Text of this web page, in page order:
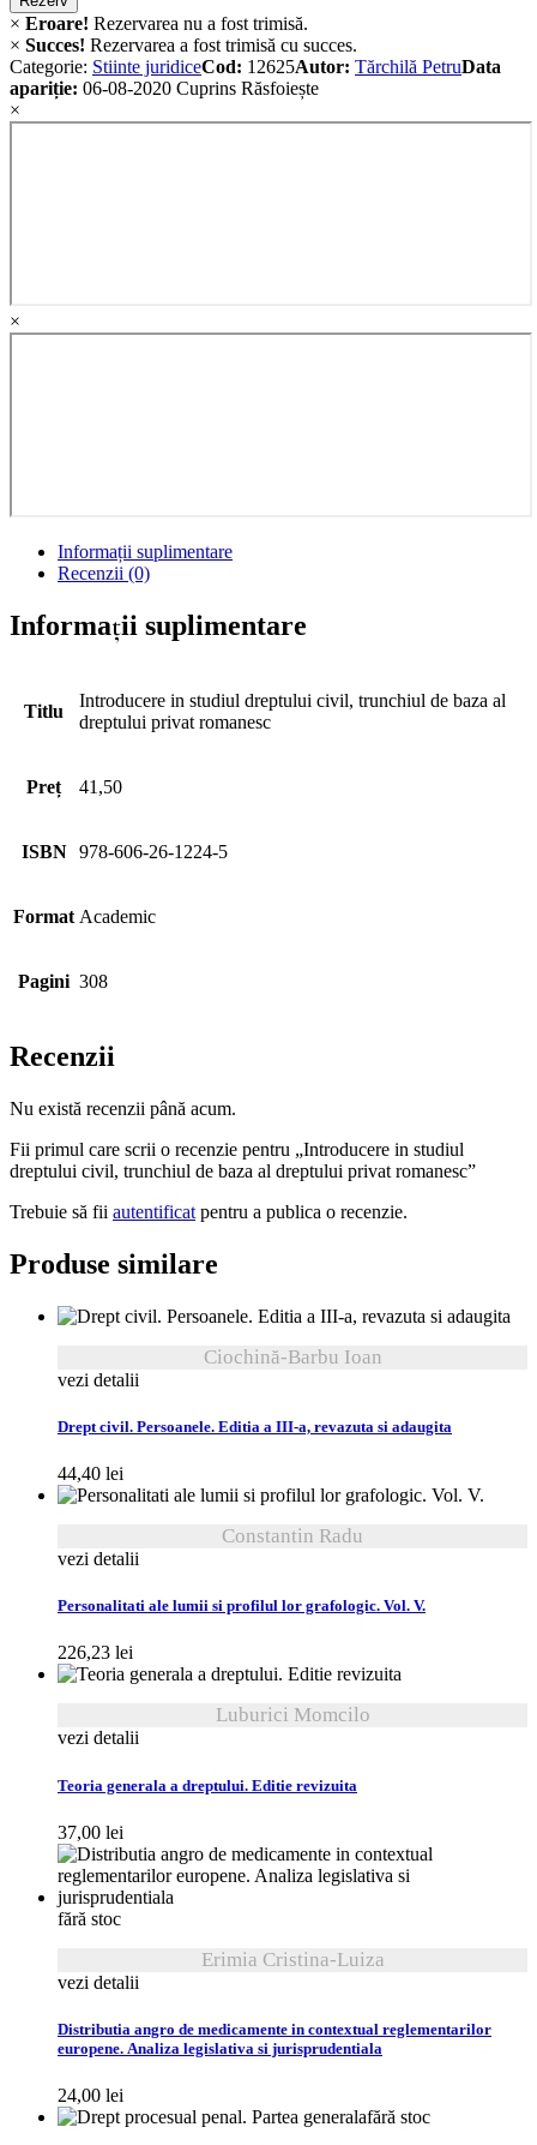
× Eroare! Rezervarea nu a fost trimisă.
× Succes! Rezervarea a fost trimisă cu succes.
Categorie: Stiinte juridiceCod: 12625Autor: Tărchilă PetruData
apariție: 06-08-2020 Cuprins Răsfoiește
×
×
Informații suplimentare
Recenzii (0)
Informații suplimentare
Titlu
Introducere in studiul dreptului civil, trunchiul de baza al
dreptului privat romanesc
Preț 41,50
ISBN 978-606-26-1224-5
Format Academic
Pagini 308
Recenzii
Nu există recenzii până acum.
Fii primul care scrii o recenzie pentru „Introducere in studiul
dreptului civil, trunchiul de baza al dreptului privat romanesc”
Trebuie să fii autentificat pentru a publica o recenzie.
Produse similare
Ciochină-Barbu Ioan
vezi detalii
Drept civil. Persoanele. Editia a III-a, revazuta si adaugita
44,40 lei
Constantin Radu
vezi detalii
Personalitati ale lumii si profilul lor grafologic. Vol. V.
226,23 lei
Luburici Momcilo
vezi detalii
Teoria generala a dreptului. Editie revizuita
37,00 lei
fără stoc
Erimia Cristina-Luiza
vezi detalii
Distributia angro de medicamente in contextual reglementarilor
europene. Analiza legislativa si jurisprudentiala
24,00 lei
fără stoc